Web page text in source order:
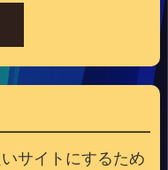
サイトにするため